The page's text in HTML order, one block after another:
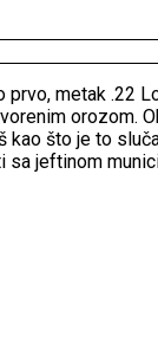
metak .22
orozom.
što je to
jeftinom